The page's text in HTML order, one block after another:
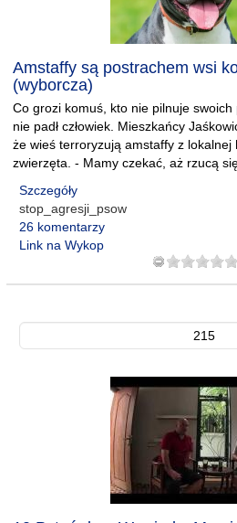
Amstaffy są postrachem wsi
(wyborcza)
Co grozi komuś, kto nie pilnuje
nie padł człowiek. Mieszkańcy
że wieś terroryzują amstaffy z lokalnej
zwierzęta. - Mamy czekać, aż rzucą
Szczegóły
stop_agresji_psow
26 komentarzy
Link na Wykop
215